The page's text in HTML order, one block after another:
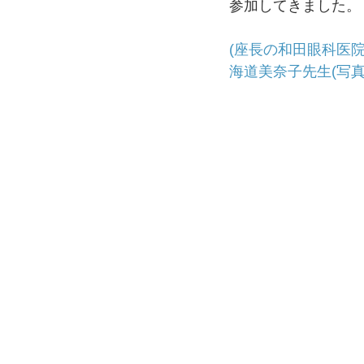
参加してきました。
(座長の和田眼科医
海道美奈子先生(写